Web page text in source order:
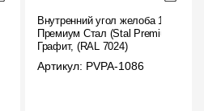
Внутренний угол желоба 135˚
Премиум Стал (Stal Premium)
Графит, (RAL 7024)
Артикул: PVPA-1086